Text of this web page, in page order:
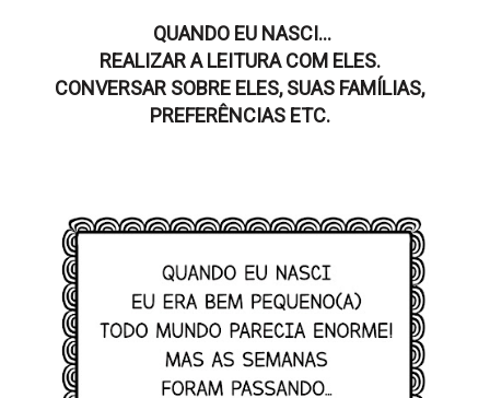
QUANDO EU NASCI...
REALIZAR A LEITURA COM ELES.
CONVERSAR SOBRE ELES, SUAS FAMÍLIAS,
PREFERÊNCIAS ETC.